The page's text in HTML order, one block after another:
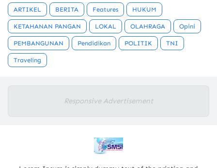
ARTIKEL BERITA Features HUKUM
KETAHANAN PANGAN LOKAL OLAHRAGA Opini
PEMBANGUNAN Pendidikan POLITIK TNI
Traveling
Responsive Advertisement